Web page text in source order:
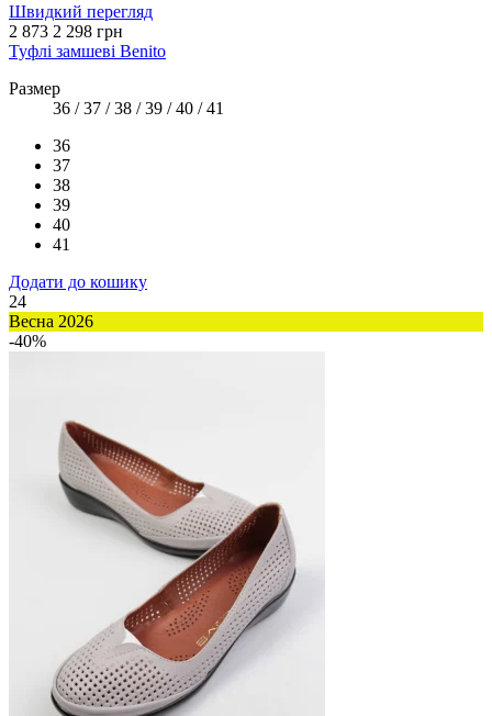
Швидкий перегляд
2 873 2 298 грн
Туфлі замшеві Benito
Размер
36 / 37 / 38 / 39 / 40 / 41
36
37
38
39
40
41
Додати до кошику
24
Весна 2026
-40%